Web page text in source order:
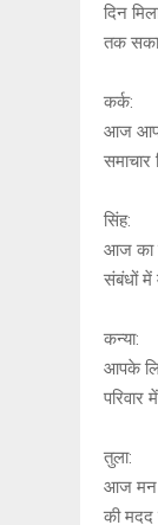
दिन
तक
कर्क:
आज
सिंह:
आज का
संबंधों में
कन्या:
आपके
परिवार
तुला:
आज मन
की मदद